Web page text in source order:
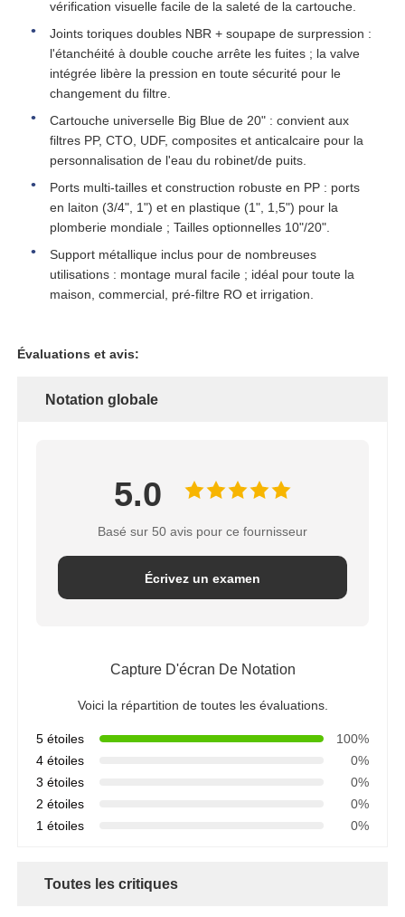
Récipient à pression de FRP
réservoir de saumure pour adoucisseur d'eau
Résine d'échange d'ions
Valve de contrôle du filtre
Électrovanne
vérification visuelle facile de la saleté de la cartouche.
Joints toriques doubles NBR + soupape de surpression :
l'étanchéité à double couche arrête les fuites ; la valve
intégrée libère la pression en toute sécurité pour le
changement du filtre.
Cartouche universelle Big Blue de 20" : convient aux
filtres PP, CTO, UDF, composites et anticalcaire pour la
personnalisation de l'eau du robinet/de puits.
Ports multi-tailles et construction robuste en PP : ports
en laiton (3/4", 1") et en plastique (1", 1,5") pour la
plomberie mondiale ; Tailles optionnelles 10"/20".
Support métallique inclus pour de nombreuses
utilisations : montage mural facile ; idéal pour toute la
maison, commercial, pré-filtre RO et irrigation.
Évaluations et avis:
Notation globale
5.0
Basé sur 50 avis pour ce fournisseur
Écrivez un examen
Capture D'écran De Notation
Voici la répartition de toutes les évaluations.
5 étoiles
100%
4 étoiles
0%
3 étoiles
0%
2 étoiles
0%
1 étoiles
0%
Toutes les critiques